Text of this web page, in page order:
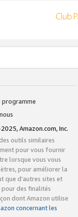
programme
Amazon.com, Inc.
outils similaires
pour vous fournir
lorsque vous vous
pour améliorer la
que d’autres sites et
pour des finalités
dont Amazon utilise
concernant les